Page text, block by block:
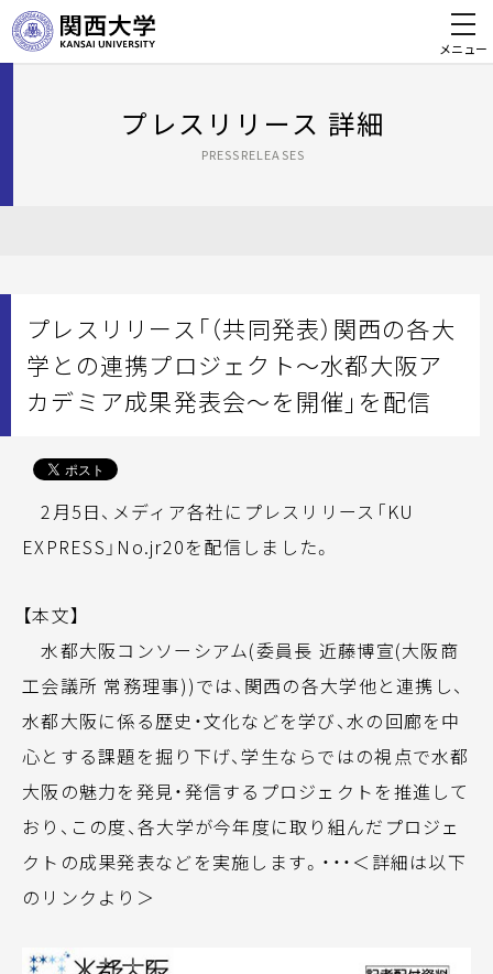
メニュー
プレスリリース 詳細
PRESSRELEASES
プレスリリース「（共同発表）関西の各大
学との連携プロジェクト～水都大阪ア
カデミア成果発表会～を開催」を配信
2月5日、メディア各社にプレスリリース「KU
EXPRESS」No.jr20を配信しました。
【本文】
水都大阪コンソーシアム(委員長 近藤博宣(大阪商
工会議所 常務理事))では、関西の各大学他と連携し、
水都大阪に係る歴史・文化などを学び、水の回廊を中
心とする課題を掘り下げ、学生ならではの視点で水都
大阪の魅力を発見・発信するプロジェクトを推進して
おり、この度、各大学が今年度に取り組んだプロジェ
クトの成果発表などを実施します。・・・＜詳細は以下
のリンクより＞